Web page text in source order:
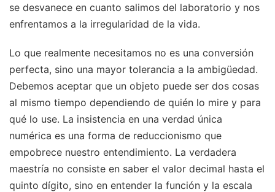
se desvanece en cuanto salimos del laboratorio y nos
enfrentamos a la irregularidad de la vida.
Lo que realmente necesitamos no es una conversión
perfecta, sino una mayor tolerancia a la ambigüedad.
Debemos aceptar que un objeto puede ser dos cosas
al mismo tiempo dependiendo de quién lo mire y para
qué lo use. La insistencia en una verdad única
numérica es una forma de reduccionismo que
empobrece nuestro entendimiento. La verdadera
maestría no consiste en saber el valor decimal hasta el
quinto dígito, sino en entender la función y la escala